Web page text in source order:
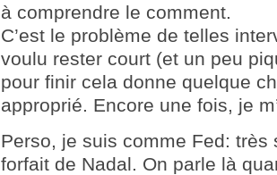
à comprendre le comment.
C’est le problème de telles
voulu rester court (et un peu
pour finir cela donne quelque
approprié. Encore une fois, je
Perso, je suis comme Fed: très
forfait de Nadal. On parle là